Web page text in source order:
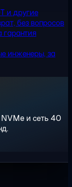
и другие
без вопросов
инженеры, за
и сеть 40